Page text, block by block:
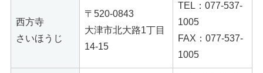
西方寺
さいほうじ
〒520-0843
大津市北大路1丁目
14-15
TEL：077-537-
1005
FAX：077-537-
1005